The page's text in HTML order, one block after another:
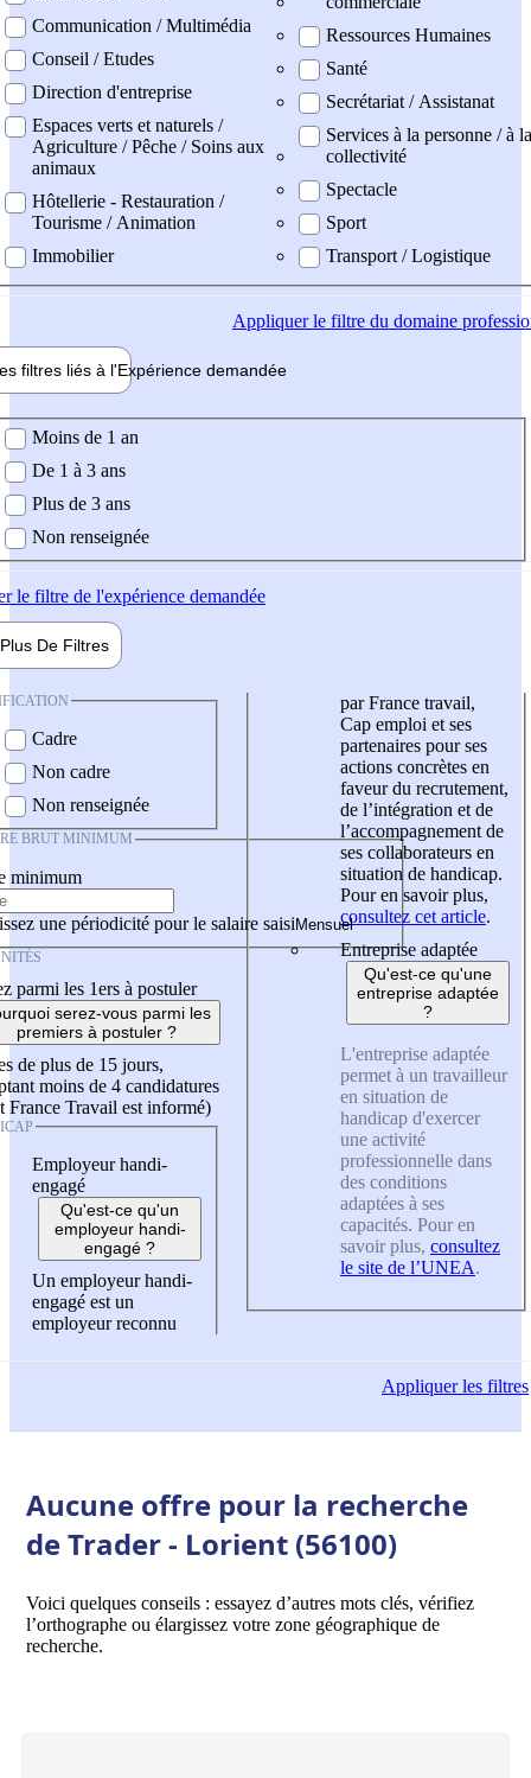
Communication / Multimédia
Conseil / Etudes
Direction d'entreprise
Espaces verts et naturels /
Agriculture / Pêche / Soins aux
animaux
Hôtellerie - Restauration /
Tourisme / Animation
Immobilier
Ressources Humaines
Santé
Secrétariat / Assistanat
Services à la personne / à la
collectivité
Spectacle
Sport
Transport / Logistique
Appliquerle filtre du domaine
filtres liés à l'Expérience demandée
demandée
Moins de 1 an
De 1 à 3 ans
Plus de 3 ans
Non renseignée
le filtre de l'expérience demandée
Plus De Filtres
Cadre
Non cadre
Non renseignée
BRUT MINIMUM
minimum
une périodicité pour le salaire saisi
parmi les 1ers à postuler
serez-vous parmi les
premiers à postuler ?
de plus de 15 jours,
moins de 4 candidatures
France Travail est informé)
Employeur handi-
engagé
Qu'est-ce qu'un
employeur handi-
engagé ?
Un employeur handi-
engagé est un
employeur reconnu
par France travail,
Cap emploi et ses
partenaires pour ses
actions concrètes en
faveur du recrutement,
de l’intégration et de
l’accompagnement de
ses collaborateurs en
situation de handicap.
Pour en savoir plus,
consultez cet article.
Entreprise adaptée
Qu'est-ce qu'une
entreprise adaptée
?
L'entreprise adaptée
permet à un travailleur
en situation de
handicap d'exercer
une activité
professionnelle dans
des conditions
adaptées à ses
capacités. Pour en
savoir plus, consultez
le site de l’UNEA.
Appliquerles filtres
Aucune offre pour la recherche
de Trader - Lorient (56100)
Voici quelques conseils : essayez d’autres mots clés, vérifiez
l’orthographe ou élargissez votre zone géographique de
recherche.